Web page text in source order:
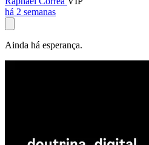
há 2 semanas
Ainda há esperança.